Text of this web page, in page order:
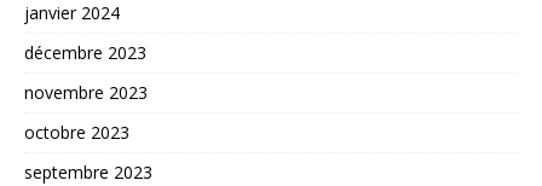
janvier 2024
décembre 2023
novembre 2023
octobre 2023
septembre 2023